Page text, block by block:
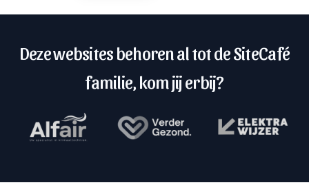
Deze websites behoren al tot de SiteCafé
familie, kom jij erbij?